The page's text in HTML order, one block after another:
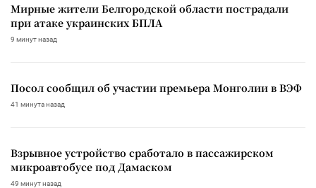
Мирные жители Белгородской области пострадали
при атаке украинских БПЛА
9 минут назад
Посол сообщил об участии премьера Монголии в ВЭФ
41 минута назад
Взрывное устройство сработало в пассажирском
микроавтобусе под Дамаском
49 минут назад